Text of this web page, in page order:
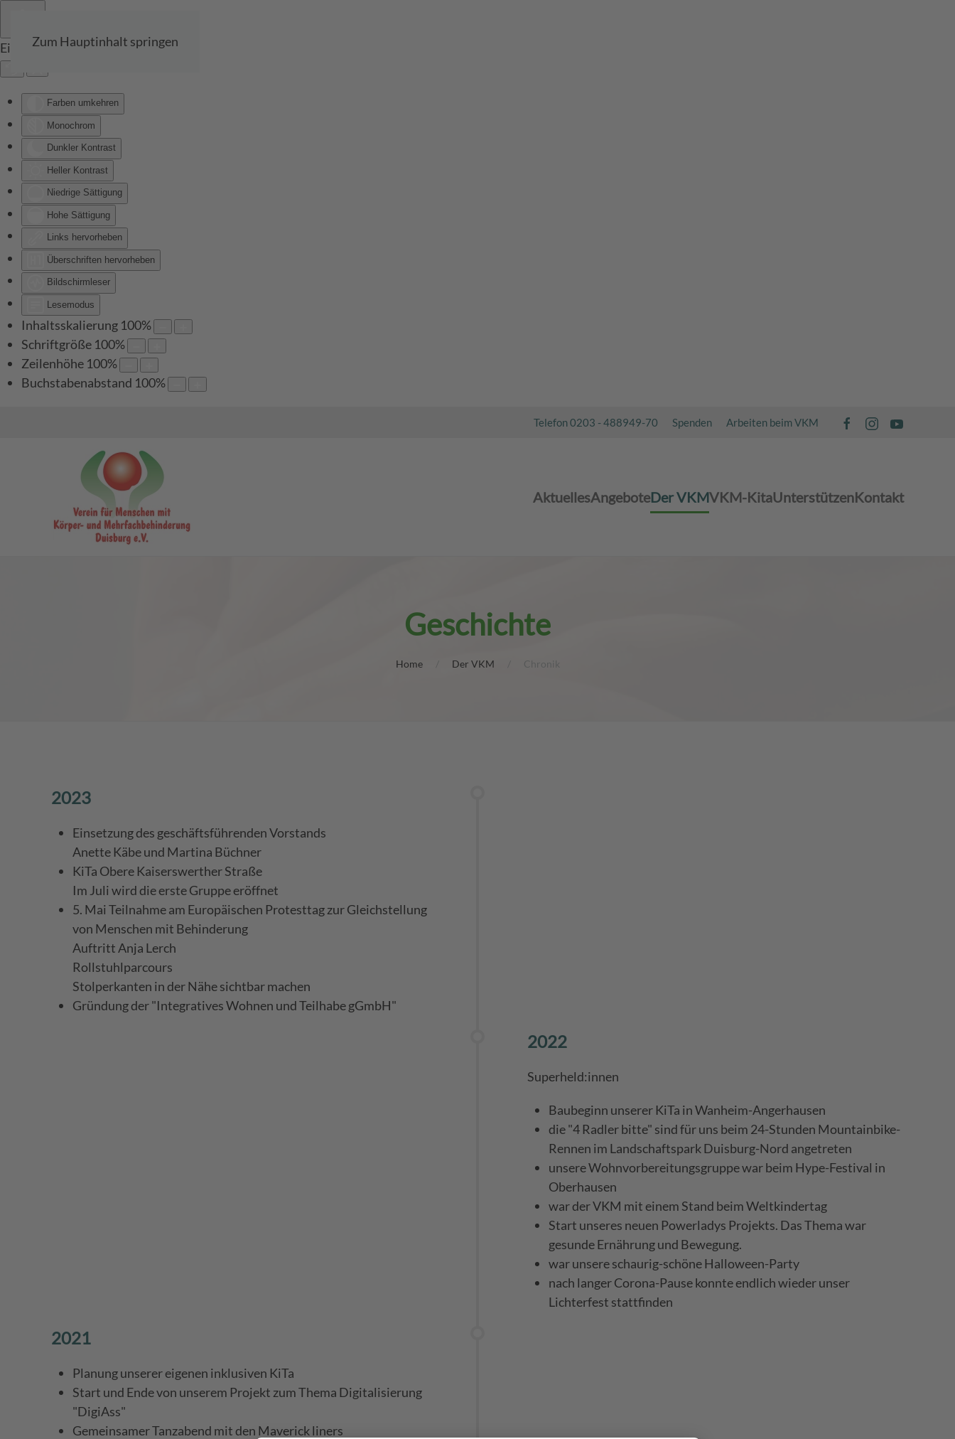
Eingabehilfen öffnen
Farben umkehren
Monochrom
Dunkler Kontrast
Heller Kontrast
Niedrige Sättigung
Hohe Sättigung
Links hervorheben
Überschriften hervorheben
Bildschirmleser
Lesemodus
Inhaltsskalierung 100%
Schriftgröße 100%
Zeilenhöhe 100%
Buchstabenabstand 100%
Zum Hauptinhalt springen
Telefon 0203 - 488949-70 Spenden Arbeiten beim VKM
AktuellesAngeboteDer VKMVKM-KitaUnterstützenKontakt
Geschichte
Home Der VKM Chronik
2023
Einsetzung des geschäftsführenden Vorstands
Anette Käbe und Martina Büchner
KiTa Obere Kaiserswerther Straße
Im Juli wird die erste Gruppe eröffnet
5. Mai Teilnahme am Europäischen Protesttag zur Gleichstellung
von Menschen mit Behinderung
Auftritt Anja Lerch
Rollstuhlparcours
Stolperkanten in der Nähe sichtbar machen
Gründung der "Integratives Wohnen und Teilhabe gGmbH"
2022
Superheld:innen
Baubeginn unserer KiTa in Wanheim-Angerhausen
die "4 Radler bitte" sind für uns beim 24-Stunden Mountainbike-
Rennen im Landschaftspark Duisburg-Nord angetreten
unsere Wohnvorbereitungsgruppe war beim Hype-Festival in
Oberhausen
war der VKM mit einem Stand beim Weltkindertag
Start unseres neuen Powerladys Projekts. Das Thema war
gesunde Ernährung und Bewegung.
war unsere schaurig-schöne Halloween-Party
nach langer Corona-Pause konnte endlich wieder unser
Lichterfest stattfinden
2021
Planung unserer eigenen inklusiven KiTa
Start und Ende von unserem Projekt zum Thema Digitalisierung
"DigiAss"
Gemeinsamer Tanzabend mit den Maverick liners